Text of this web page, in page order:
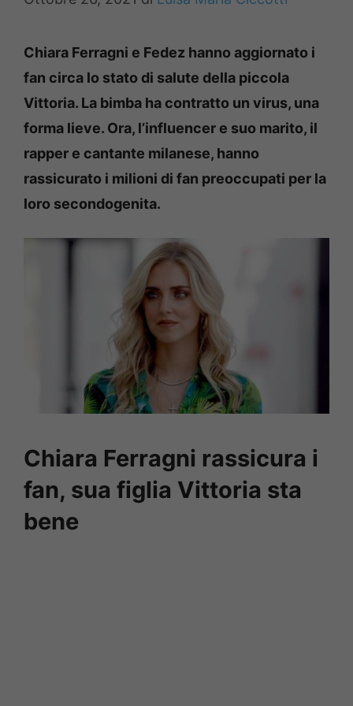
Chiara Ferragni e Fedez hanno aggiornato i
fan circa lo stato di salute della piccola
Vittoria. La bimba ha contratto un virus, una
forma lieve. Ora, l’influencer e suo marito, il
rapper e cantante milanese, hanno
rassicurato i milioni di fan preoccupati per la
loro secondogenita.
Chiara Ferragni rassicura i
fan, sua figlia Vittoria sta
bene